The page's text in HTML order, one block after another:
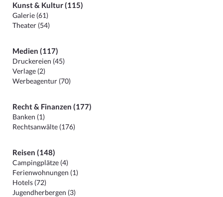
Kunst & Kultur (115)
Galerie (61)
Theater (54)
Medien (117)
Druckereien (45)
Verlage (2)
Werbeagentur (70)
Recht & Finanzen (177)
Banken (1)
Rechtsanwälte (176)
Reisen (148)
Campingplätze (4)
Ferienwohnungen (1)
Hotels (72)
Jugendherbergen (3)